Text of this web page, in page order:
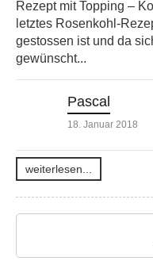
Rezept mit Topping –
letztes Rosenkohl-
gestossen ist und da
gewünscht...
Pascal
18. Januar 2018
weiterlesen...